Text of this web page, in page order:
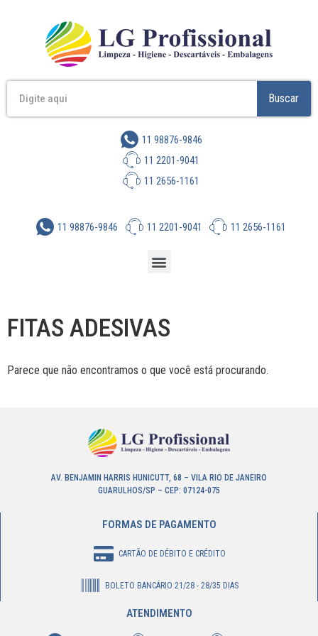
Buscar
11 98876-9846
11 2201-9041
11 2656-1161
11 98876-9846 11 2201-9041 11 2656-1161
FITAS ADESIVAS
Parece que não encontramos o que você está procurando.
AV. BENJAMIN HARRIS HUNICUTT, 68 – VILA RIO DE JANEIRO
GUARULHOS/SP – CEP: 07124-075
FORMAS DE PAGAMENTO
CARTÃO DE DÉBITO E CRÉDITO
BOLETO BANCÁRIO 21/28 - 28/35 DIAS
ATENDIMENTO